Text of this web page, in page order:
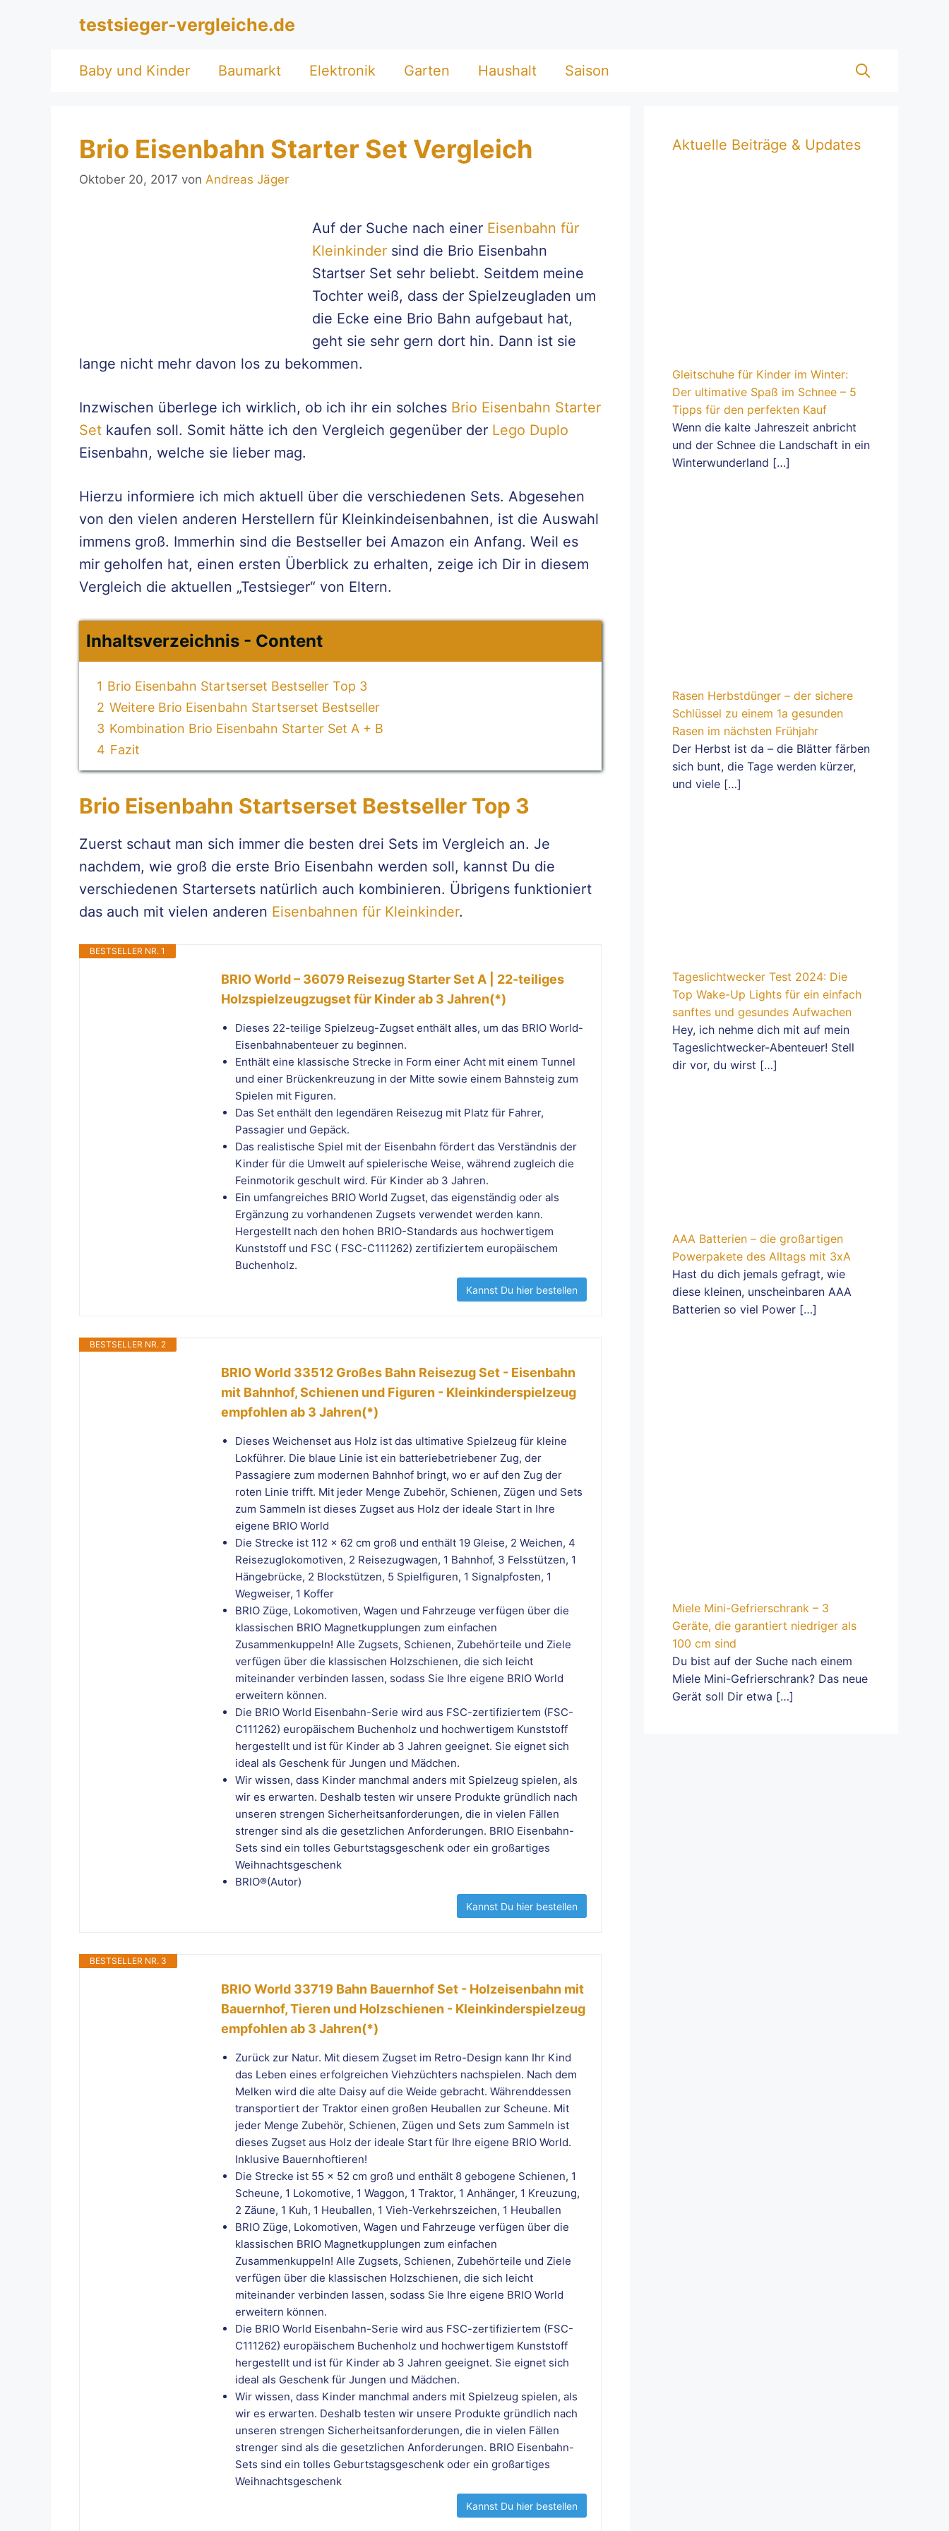
testsieger-vergleiche.de
Baby und Kinder Baumarkt Elektronik Garten Haushalt Saison
Brio Eisenbahn Starter Set Vergleich
Oktober 20, 2017 von Andreas Jäger
Auf der Suche nach einer Eisenbahn für
Kleinkinder sind die Brio Eisenbahn
Startser Set sehr beliebt. Seitdem meine
Tochter weiß, dass der Spielzeugladen um
die Ecke eine Brio Bahn aufgebaut hat,
geht sie sehr gern dort hin. Dann ist sie
lange nicht mehr davon los zu bekommen.
Inzwischen überlege ich wirklich, ob ich ihr ein solches Brio Eisenbahn Starter
Set kaufen soll. Somit hätte ich den Vergleich gegenüber der Lego Duplo
Eisenbahn, welche sie lieber mag.
Hierzu informiere ich mich aktuell über die verschiedenen Sets. Abgesehen
von den vielen anderen Herstellern für Kleinkindeisenbahnen, ist die Auswahl
immens groß. Immerhin sind die Bestseller bei Amazon ein Anfang. Weil es
mir geholfen hat, einen ersten Überblick zu erhalten, zeige ich Dir in diesem
Vergleich die aktuellen „Testsieger“ von Eltern.
Inhaltsverzeichnis - Content
1 Brio Eisenbahn Startserset Bestseller Top 3
2 Weitere Brio Eisenbahn Startserset Bestseller
3 Kombination Brio Eisenbahn Starter Set A + B
4 Fazit
Brio Eisenbahn Startserset Bestseller Top 3
Zuerst schaut man sich immer die besten drei Sets im Vergleich an. Je
nachdem, wie groß die erste Brio Eisenbahn werden soll, kannst Du die
verschiedenen Startersets natürlich auch kombinieren. Übrigens funktioniert
das auch mit vielen anderen Eisenbahnen für Kleinkinder.
BESTSELLER NR. 1
BRIO World – 36079 Reisezug Starter Set A | 22-teiliges
Holzspielzeugzugset für Kinder ab 3 Jahren(*)
Dieses 22-teilige Spielzeug-Zugset enthält alles, um das BRIO World-
Eisenbahnabenteuer zu beginnen.
Enthält eine klassische Strecke in Form einer Acht mit einem Tunnel
und einer Brückenkreuzung in der Mitte sowie einem Bahnsteig zum
Spielen mit Figuren.
Das Set enthält den legendären Reisezug mit Platz für Fahrer,
Passagier und Gepäck.
Das realistische Spiel mit der Eisenbahn fördert das Verständnis der
Kinder für die Umwelt auf spielerische Weise, während zugleich die
Feinmotorik geschult wird. Für Kinder ab 3 Jahren.
Ein umfangreiches BRIO World Zugset, das eigenständig oder als
Ergänzung zu vorhandenen Zugsets verwendet werden kann.
Hergestellt nach den hohen BRIO-Standards aus hochwertigem
Kunststoff und FSC ( FSC-C111262) zertifiziertem europäischem
Buchenholz.
Kannst Du hier bestellen
BESTSELLER NR. 2
BRIO World 33512 Großes Bahn Reisezug Set - Eisenbahn
mit Bahnhof, Schienen und Figuren - Kleinkinderspielzeug
empfohlen ab 3 Jahren(*)
Dieses Weichenset aus Holz ist das ultimative Spielzeug für kleine
Lokführer. Die blaue Linie ist ein batteriebetriebener Zug, der
Passagiere zum modernen Bahnhof bringt, wo er auf den Zug der
roten Linie trifft. Mit jeder Menge Zubehör, Schienen, Zügen und Sets
zum Sammeln ist dieses Zugset aus Holz der ideale Start in Ihre
eigene BRIO World
Die Strecke ist 112 x 62 cm groß und enthält 19 Gleise, 2 Weichen, 4
Reisezuglokomotiven, 2 Reisezugwagen, 1 Bahnhof, 3 Felsstützen, 1
Hängebrücke, 2 Blockstützen, 5 Spielfiguren, 1 Signalpfosten, 1
Wegweiser, 1 Koffer
BRIO Züge, Lokomotiven, Wagen und Fahrzeuge verfügen über die
klassischen BRIO Magnetkupplungen zum einfachen
Zusammenkuppeln! Alle Zugsets, Schienen, Zubehörteile und Ziele
verfügen über die klassischen Holzschienen, die sich leicht
miteinander verbinden lassen, sodass Sie Ihre eigene BRIO World
erweitern können.
Die BRIO World Eisenbahn-Serie wird aus FSC-zertifiziertem (FSC-
C111262) europäischem Buchenholz und hochwertigem Kunststoff
hergestellt und ist für Kinder ab 3 Jahren geeignet. Sie eignet sich
ideal als Geschenk für Jungen und Mädchen.
Wir wissen, dass Kinder manchmal anders mit Spielzeug spielen, als
wir es erwarten. Deshalb testen wir unsere Produkte gründlich nach
unseren strengen Sicherheitsanforderungen, die in vielen Fällen
strenger sind als die gesetzlichen Anforderungen. BRIO Eisenbahn-
Sets sind ein tolles Geburtstagsgeschenk oder ein großartiges
Weihnachtsgeschenk
BRIO®(Autor)
Kannst Du hier bestellen
BESTSELLER NR. 3
BRIO World 33719 Bahn Bauernhof Set - Holzeisenbahn mit
Bauernhof, Tieren und Holzschienen - Kleinkinderspielzeug
empfohlen ab 3 Jahren(*)
Zurück zur Natur. Mit diesem Zugset im Retro-Design kann Ihr Kind
das Leben eines erfolgreichen Viehzüchters nachspielen. Nach dem
Melken wird die alte Daisy auf die Weide gebracht. Währenddessen
transportiert der Traktor einen großen Heuballen zur Scheune. Mit
jeder Menge Zubehör, Schienen, Zügen und Sets zum Sammeln ist
dieses Zugset aus Holz der ideale Start für Ihre eigene BRIO World.
Inklusive Bauernhoftieren!
Die Strecke ist 55 x 52 cm groß und enthält 8 gebogene Schienen, 1
Scheune, 1 Lokomotive, 1 Waggon, 1 Traktor, 1 Anhänger, 1 Kreuzung,
2 Zäune, 1 Kuh, 1 Heuballen, 1 Vieh-Verkehrszeichen, 1 Heuballen
BRIO Züge, Lokomotiven, Wagen und Fahrzeuge verfügen über die
klassischen BRIO Magnetkupplungen zum einfachen
Zusammenkuppeln! Alle Zugsets, Schienen, Zubehörteile und Ziele
verfügen über die klassischen Holzschienen, die sich leicht
miteinander verbinden lassen, sodass Sie Ihre eigene BRIO World
erweitern können.
Die BRIO World Eisenbahn-Serie wird aus FSC-zertifiziertem (FSC-
C111262) europäischem Buchenholz und hochwertigem Kunststoff
hergestellt und ist für Kinder ab 3 Jahren geeignet. Sie eignet sich
ideal als Geschenk für Jungen und Mädchen.
Wir wissen, dass Kinder manchmal anders mit Spielzeug spielen, als
wir es erwarten. Deshalb testen wir unsere Produkte gründlich nach
unseren strengen Sicherheitsanforderungen, die in vielen Fällen
strenger sind als die gesetzlichen Anforderungen. BRIO Eisenbahn-
Sets sind ein tolles Geburtstagsgeschenk oder ein großartiges
Weihnachtsgeschenk
Kannst Du hier bestellen
Aktuelle Beiträge & Updates
Gleitschuhe für Kinder im Winter:
Der ultimative Spaß im Schnee – 5
Tipps für den perfekten Kauf
Wenn die kalte Jahreszeit anbricht
und der Schnee die Landschaft in ein
Winterwunderland […]
Rasen Herbstdünger – der sichere
Schlüssel zu einem 1a gesunden
Rasen im nächsten Frühjahr
Der Herbst ist da – die Blätter färben
sich bunt, die Tage werden kürzer,
und viele […]
Tageslichtwecker Test 2024: Die
Top Wake-Up Lights für ein einfach
sanftes und gesundes Aufwachen
Hey, ich nehme dich mit auf mein
Tageslichtwecker-Abenteuer! Stell
dir vor, du wirst […]
AAA Batterien – die großartigen
Powerpakete des Alltags mit 3xA
Hast du dich jemals gefragt, wie
diese kleinen, unscheinbaren AAA
Batterien so viel Power […]
Miele Mini-Gefrierschrank – 3
Geräte, die garantiert niedriger als
100 cm sind
Du bist auf der Suche nach einem
Miele Mini-Gefrierschrank? Das neue
Gerät soll Dir etwa […]